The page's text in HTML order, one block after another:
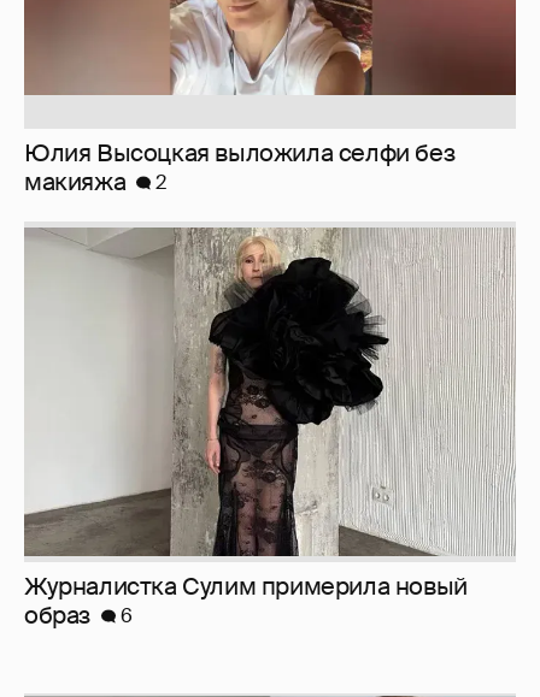
Журналистка Сулим примерила новый